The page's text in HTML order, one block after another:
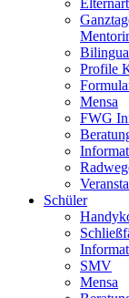
Profile
Mensa
FWG
Schüler
SMV
Mensa